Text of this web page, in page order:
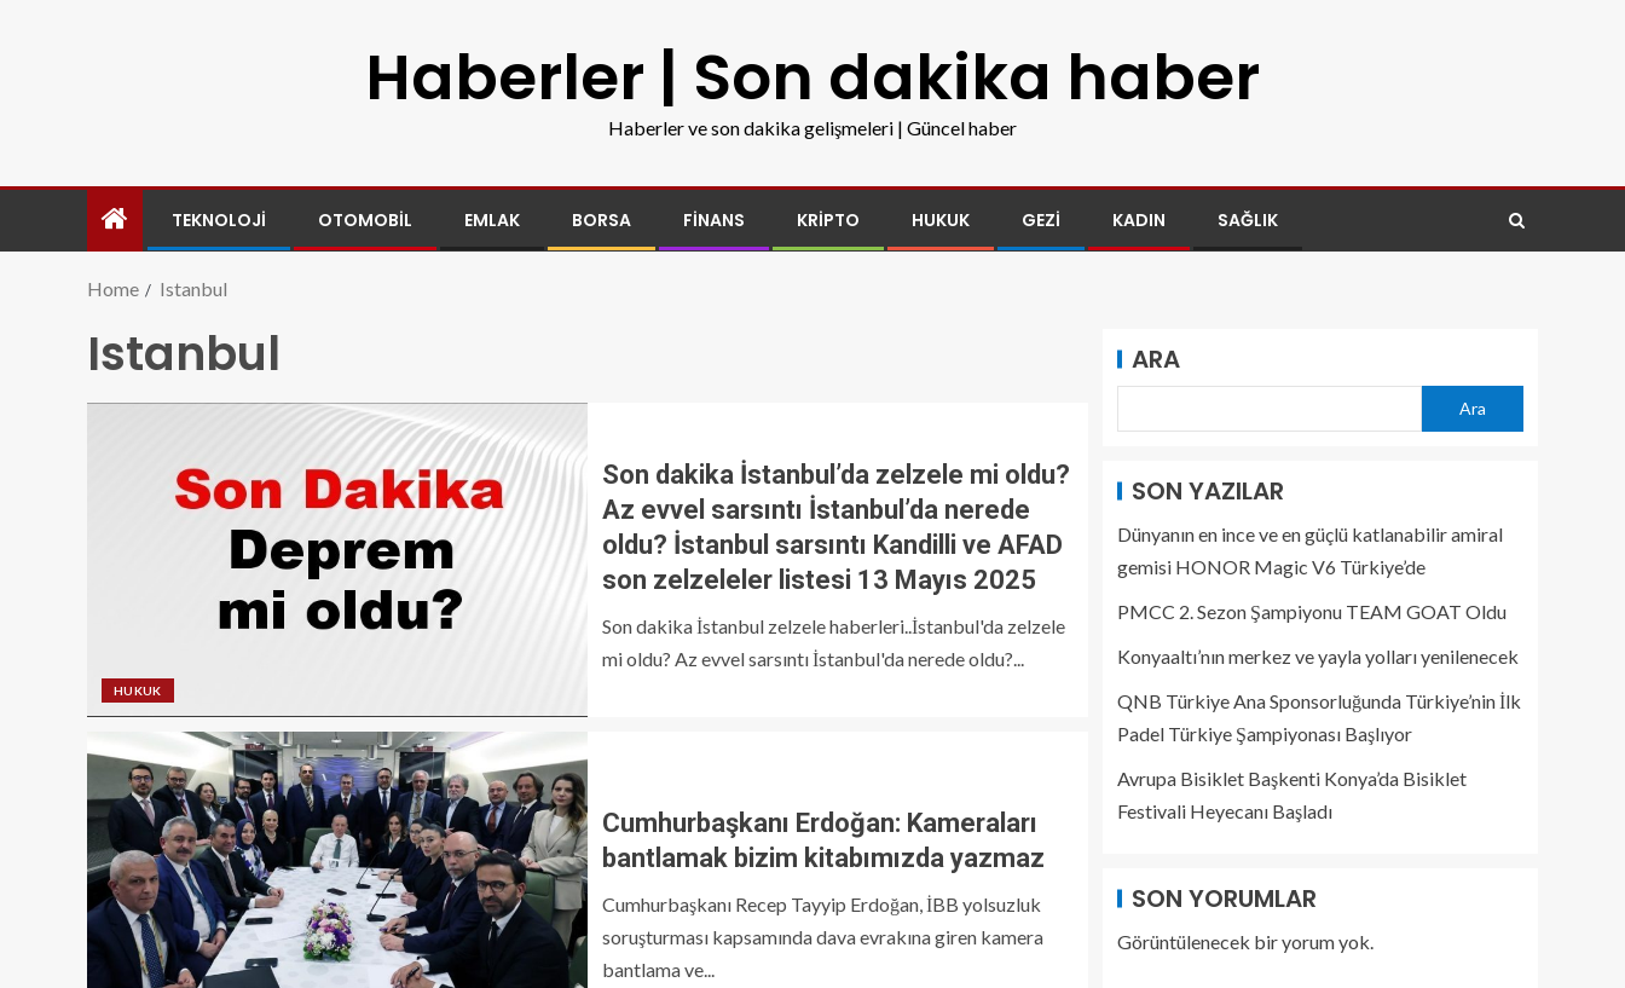
Haberler | Son dakika haber
Haberler ve son dakika gelişmeleri | Güncel haber
TEKNOLOJI OTOMOBIL EMLAK BORSA FINANS KRIPTO HUKUK GEZI KADIN SAĞLIK
Home Istanbul
Istanbul
HUKUK
Son dakika İstanbul’da zelzele mi oldu?
Az evvel sarsıntı İstanbul’da nerede
oldu? İstanbul sarsıntı Kandilli ve AFAD
son zelzeleler listesi 13 Mayıs 2025
Son dakika İstanbul zelzele haberleri..İstanbul'da zelzele
mi oldu? Az evvel sarsıntı İstanbul'da nerede oldu?...
Cumhurbaşkanı Erdoğan: Kameraları
bantlamak bizim kitabımızda yazmaz
Cumhurbaşkanı Recep Tayyip Erdoğan, İBB yolsuzluk
soruşturması kapsamında dava evrakına giren kamera
bantlama ve...
ARA
Ara
SON YAZILAR
Dünyanın en ince ve en güçlü katlanabilir amiral
gemisi HONOR Magic V6 Türkiye’de
PMCC 2. Sezon Şampiyonu TEAM GOAT Oldu
Konyaaltı’nın merkez ve yayla yolları yenilenecek
QNB Türkiye Ana Sponsorluğunda Türkiye’nin İlk
Padel Türkiye Şampiyonası Başlıyor
Avrupa Bisiklet Başkenti Konya’da Bisiklet
Festivali Heyecanı Başladı
SON YORUMLAR
Görüntülenecek bir yorum yok.